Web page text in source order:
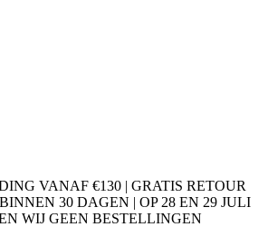
VANAF €130 | GRATIS RETOUR
30 DAGEN | OP 28 EN 29 JULI
WIJ GEEN BESTELLINGEN